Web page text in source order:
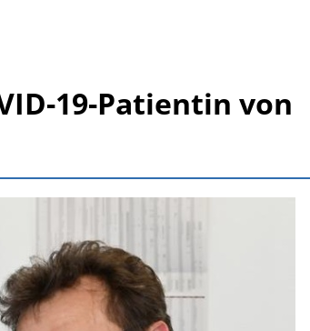
19-Patientin von